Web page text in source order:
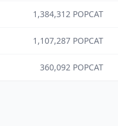
1,384,312 POPCAT
1,107,287 POPCAT
360,092 POPCAT